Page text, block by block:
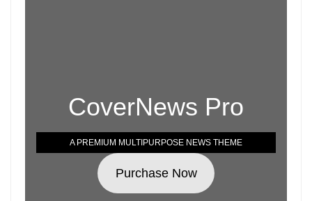
CoverNews Pro
A PREMIUM MULTIPURPOSE NEWS THEME
Purchase Now